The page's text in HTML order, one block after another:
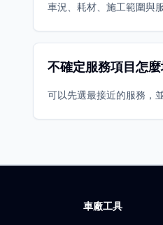
車況、耗材、施工範圍與
不確定服務項目怎麼
可以先選最接近的服務，
車廠工具